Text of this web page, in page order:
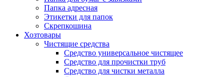
Папка адресная
Этикетки для папок
Скрепкошина
Хозтовары
Чистящие средства
Средство универсальное чистящее
Средство для прочистки труб
Средство для чистки металла